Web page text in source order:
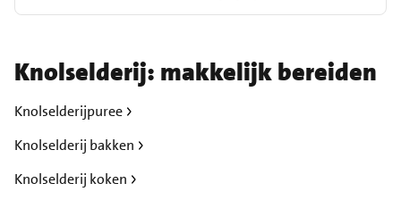
Knolselderij: makkelijk bereiden
Knolselderijpuree
Knolselderij bakken
Knolselderij koken